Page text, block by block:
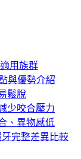
用族群
與優勢介紹
鬆脫
少咬合壓力
、異物感低
完整差異比較